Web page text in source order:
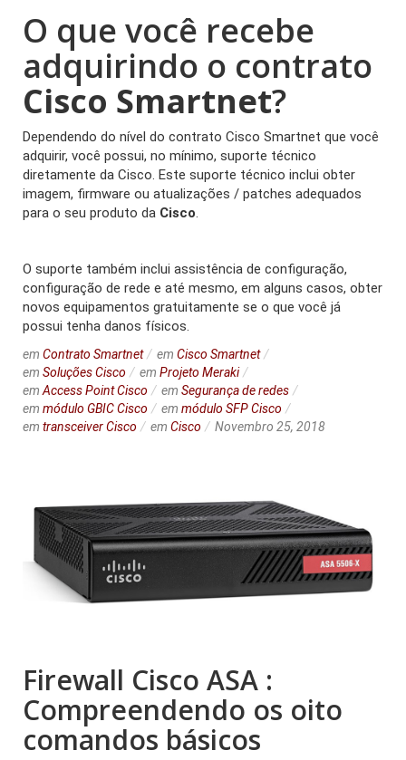
O que você recebe
adquirindo o contrato
Cisco Smartnet?
Dependendo do nível do contrato Cisco Smartnet que você
adquirir, você possui, no mínimo, suporte técnico
diretamente da Cisco. Este suporte técnico inclui obter
imagem, firmware ou atualizações / patches adequados
para o seu produto da Cisco.
O suporte também inclui assistência de configuração,
configuração de rede e até mesmo, em alguns casos, obter
novos equipamentos gratuitamente se o que você já
possui tenha danos físicos.
em Contrato Smartnet em Cisco Smartnet
em Soluções Cisco em Projeto Meraki
emAccess Point Cisco em Segurança de redes
em módulo GBIC Cisco em módulo SFP Cisco
em transceiver Cisco em Cisco Novembro 25, 2018
Firewall Cisco ASA :
Compreendendo os oito
comandos básicos